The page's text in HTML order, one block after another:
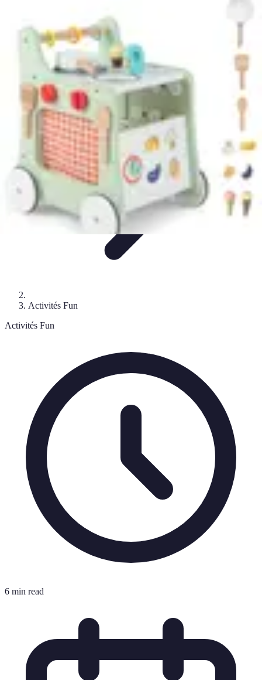
Famille Activités de Groupe
ExtrêmesActivités Créatives
Best Fun Activities
Activités Fun
Activités Fun
6 min read